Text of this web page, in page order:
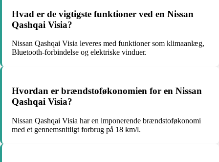
Hvad er de vigtigste funktioner ved en Nissan
Qashqai Visia?
Nissan Qashqai Visia leveres med funktioner som klimaanlæg,
Bluetooth-forbindelse og elektriske vinduer.
Hvordan er brændstoføkonomien for en Nissan
Qashqai Visia?
Nissan Qashqai Visia har en imponerende brændstoføkonomi
med et gennemsnitligt forbrug på 18 km/l.